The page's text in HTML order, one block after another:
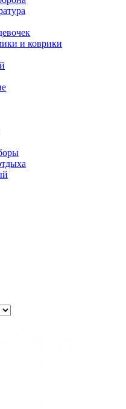
и коврики